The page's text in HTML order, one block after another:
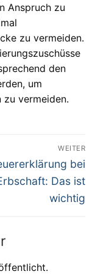
Anspruch zu
zu vermeiden.
den
um
zu vermeiden.
WEITER
bei
Das ist
wichtig